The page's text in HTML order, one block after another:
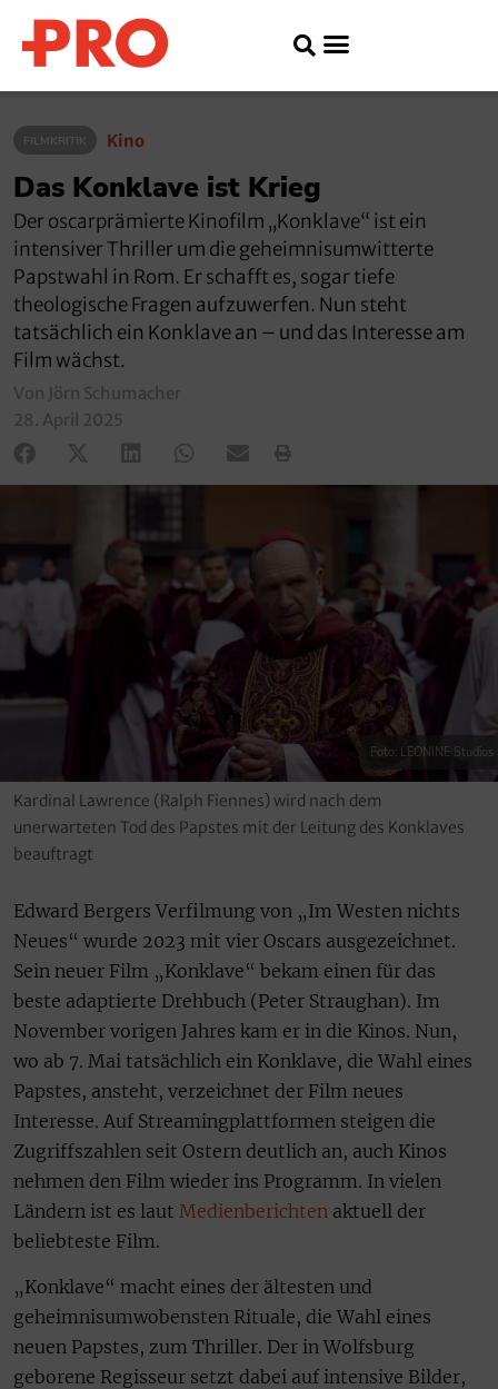
FILMKRITIK Kino
Das Konklave ist Krieg
Der oscarprämierte Kinofilm „Konklave“ ist ein
intensiver Thriller um die geheimnisumwitterte
Papstwahl in Rom. Er schafft es, sogar tiefe
theologische Fragen aufzuwerfen. Nun steht
tatsächlich ein Konklave an – und das Interesse am
Film wächst.
Von Jörn Schumacher
28. April 2025
Foto: LEONINE Studios
Kardinal Lawrence (Ralph Fiennes) wird nach dem
unerwarteten Tod des Papstes mit der Leitung des Konklaves
beauftragt
Edward Bergers Verfilmung von „Im Westen nichts
Neues“ wurde 2023 mit vier Oscars ausgezeichnet.
Sein neuer Film „Konklave“ bekam einen für das
beste adaptierte Drehbuch (Peter Straughan). Im
November vorigen Jahres kam er in die Kinos. Nun,
wo ab 7. Mai tatsächlich ein Konklave, die Wahl eines
Papstes, ansteht, verzeichnet der Film neues
Interesse. Auf Streamingplattformen steigen die
Zugriffszahlen seit Ostern deutlich an, auch Kinos
nehmen den Film wieder ins Programm. In vielen
Ländern ist es laut Medienberichten aktuell der
beliebteste Film.
„Konklave“ macht eines der ältesten und
geheimnisumwobensten Rituale, die Wahl eines
neuen Papstes, zum Thriller. Der in Wolfsburg
geborene Regisseur setzt dabei auf intensive Bilder,